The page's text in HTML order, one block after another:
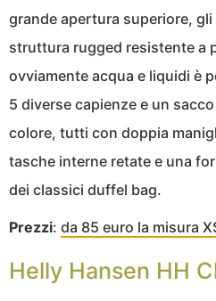
grande apertura superiore,
struttura rugged resistente a
ovviamente acqua e liquidi è
5 diverse capienze e un
colore, tutti con doppia
tasche interne retate e una
dei classici duffel bag.
Prezzi: da 85 euro la misura
Helly Hansen HH